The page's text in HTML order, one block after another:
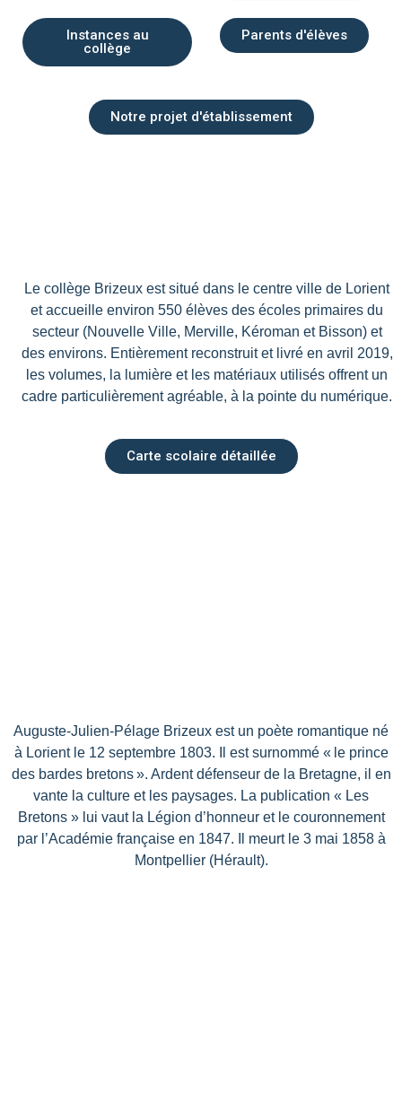
Instances au
collège
Parents d'élèves
Notre projet d'établissement
Le collège Brizeux est situé dans le centre ville de Lorient
et accueille environ 550 élèves des écoles primaires du
secteur (Nouvelle Ville, Merville, Kéroman et Bisson) et
des environs. Entièrement reconstruit et livré en avril 2019,
les volumes, la lumière et les matériaux utilisés offrent un
cadre particulièrement agréable, à la pointe du numérique.
Carte scolaire détaillée
Auguste-Julien-Pélage Brizeux est un poète romantique né
à Lorient le 12 septembre 1803. Il est surnommé « le prince
des bardes bretons ». Ardent défenseur de la Bretagne, il en
vante la culture et les paysages. La publication « Les
Bretons » lui vaut la Légion d’honneur et le couronnement
par l’Académie française en 1847. Il meurt le 3 mai 1858 à
Montpellier (Hérault).